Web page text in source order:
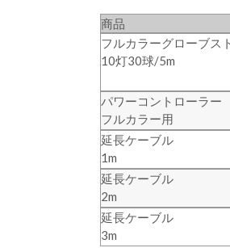
商品
フルカラーグローブス
10灯30球/5m
パワーコントローラー
フルカラー用
延長ケーブル
1m
延長ケーブル
2m
延長ケーブル
3m